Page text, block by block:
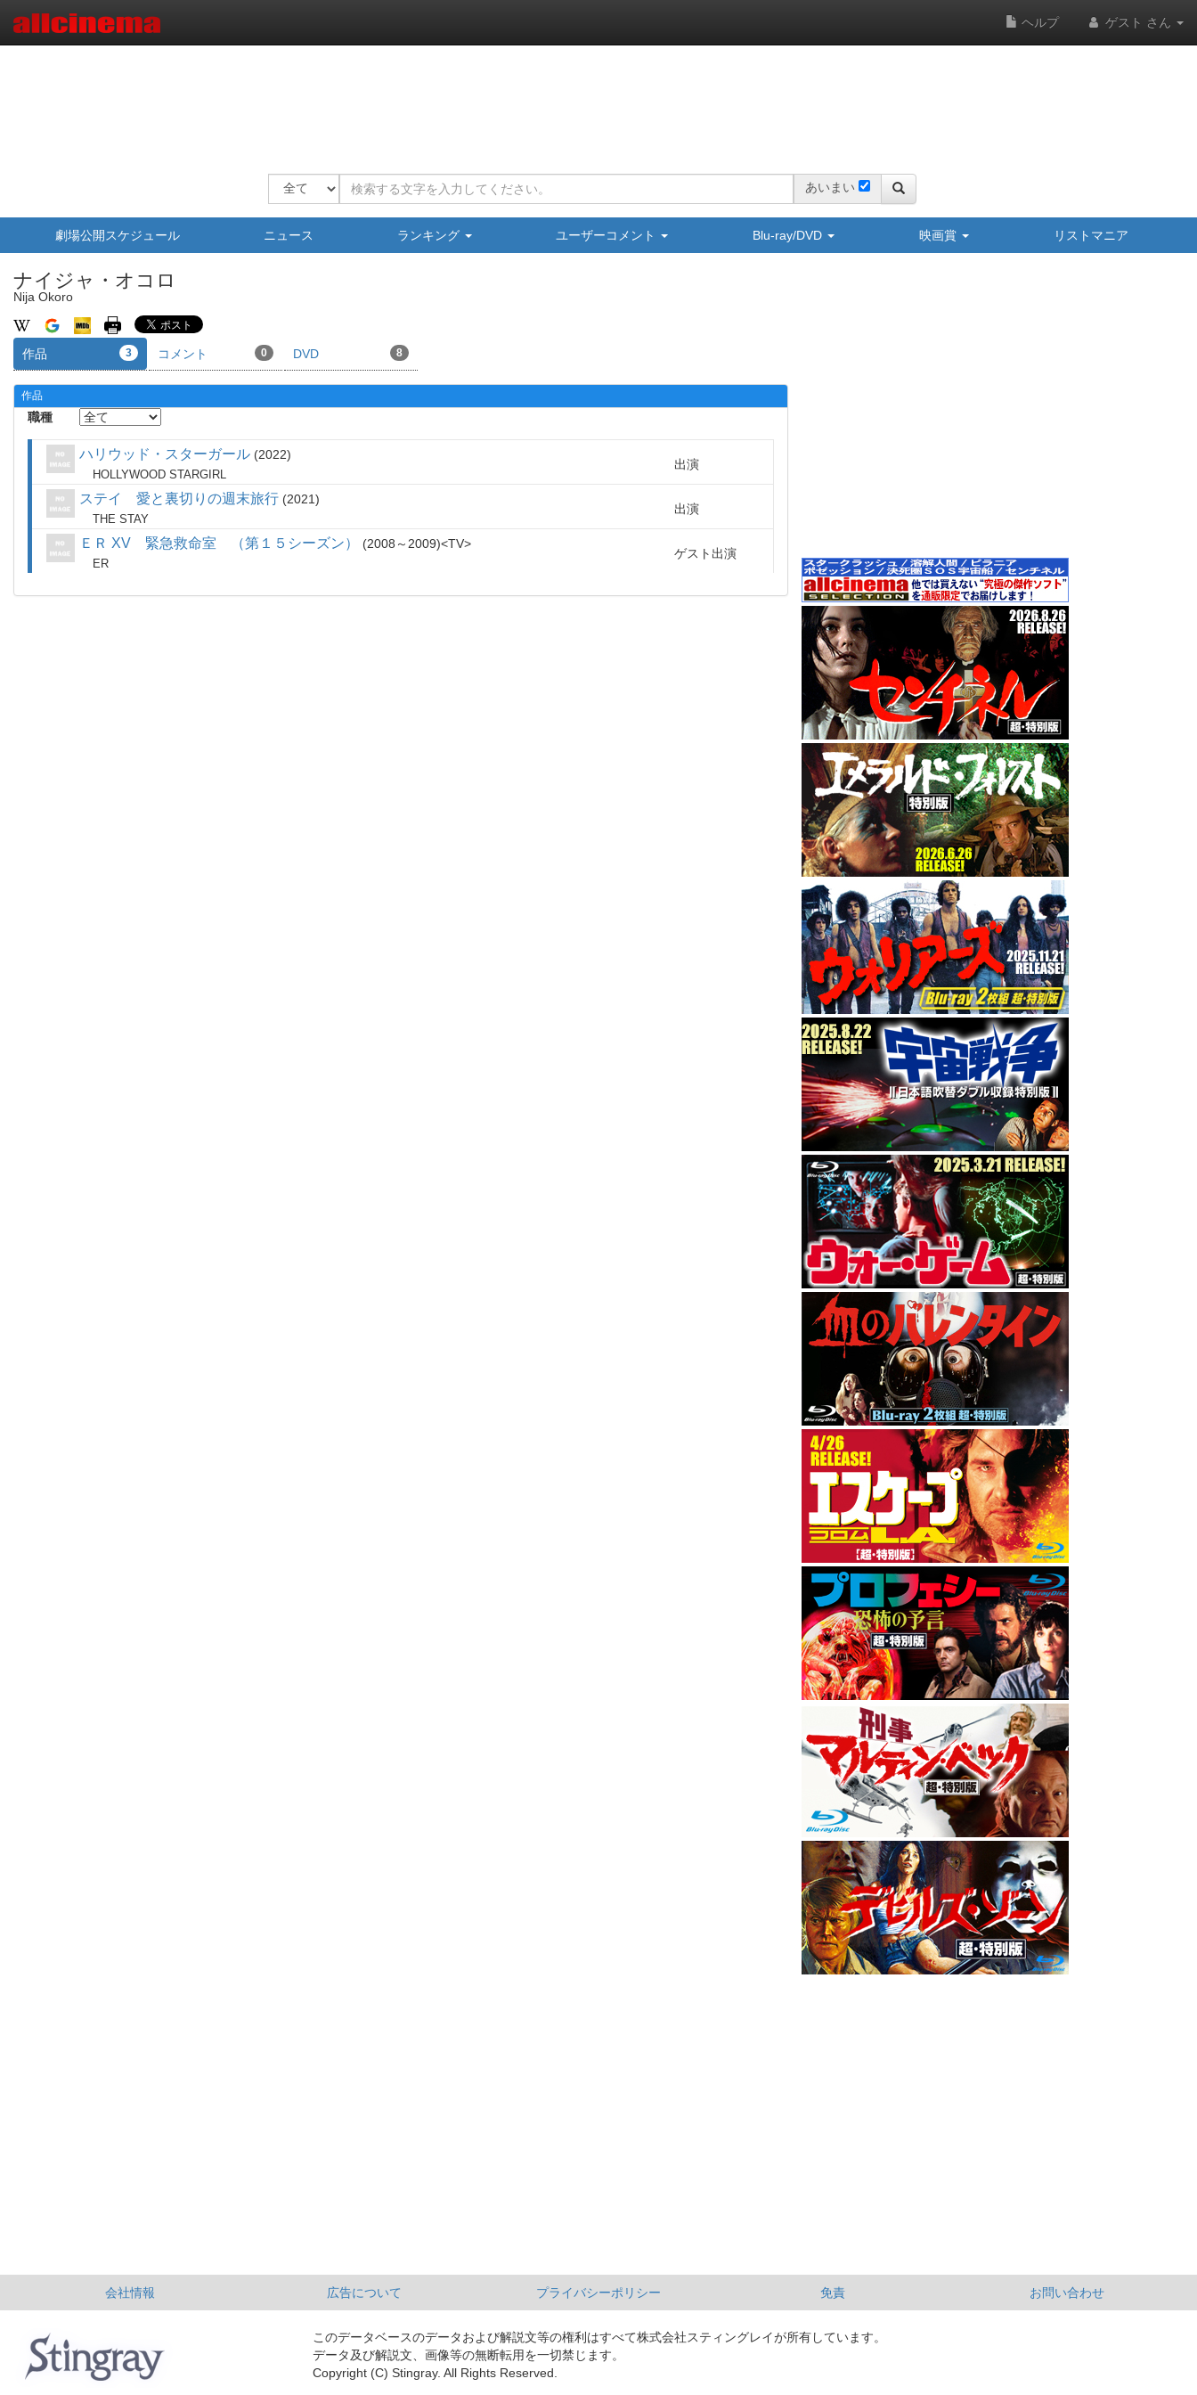
ヘルプ ゲスト さん
あいまい
劇場公開スケジュール ニュース ランキング ユーザーコメント Blu-ray/DVD 映画賞 リストマニア
ナイジャ・オコロ
Nija Okoro
作品 3 コメント 0 DVD 8
作品
職種
ハリウッド・スターガール 2022
HOLLYWOOD STARGIRL
出演
ステイ 愛と裏切りの週末旅行 2021
THE STAY
出演
ＥＲ XV 緊急救命室 （第１５シーズン） 2008～2009 TV
ER
ゲスト出演
会社情報 広告について プライバシーポリシー 免責 お問い合わせ
このデータベースのデータおよび解説文等の権利はすべて株式会社スティングレイが所有しています。
データ及び解説文、画像等の無断転用を一切禁じます。
Copyright (C) Stingray. All Rights Reserved.